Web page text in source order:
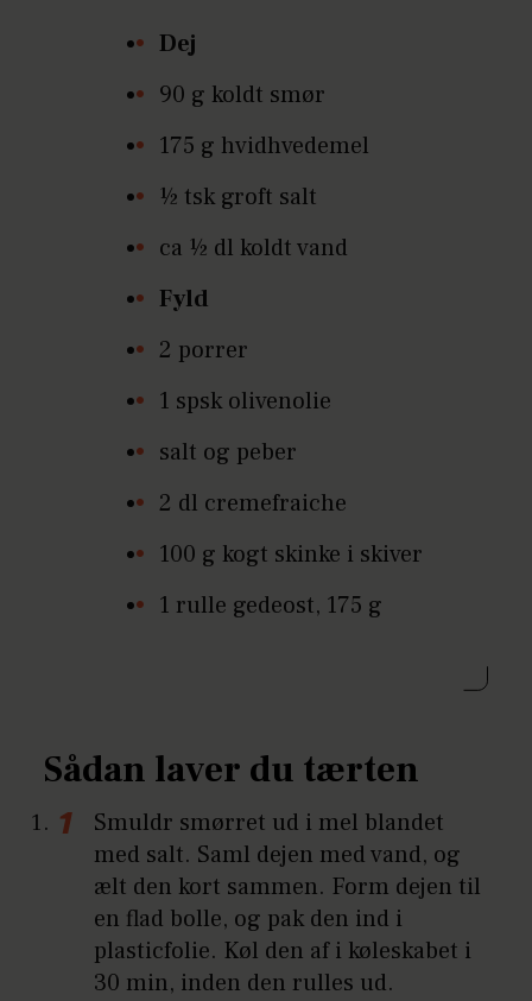
Dej
90 g koldt smør
175 g hvidhvedemel
½ tsk groft salt
ca ½ dl koldt vand
Fyld
2 porrer
1 spsk olivenolie
salt og peber
2 dl cremefraiche
100 g kogt skinke i skiver
1 rulle gedeost, 175 g
Sådan laver du tærten
Smuldr smørret ud i mel blandet
med salt. Saml dejen med vand, og
ælt den kort sammen. Form dejen til
en flad bolle, og pak den ind i
plasticfolie. Køl den af i køleskabet i
30 min, inden den rulles ud.